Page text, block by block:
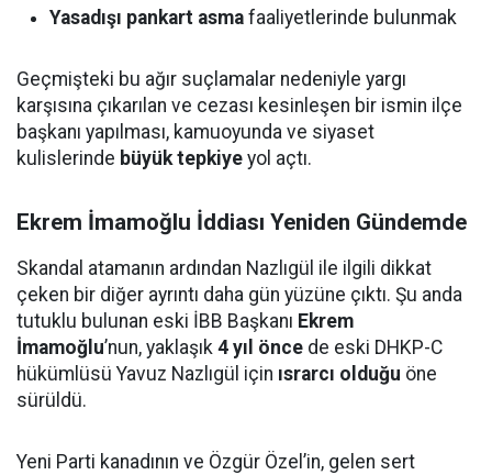
Yasadışı pankart asma faaliyetlerinde bulunmak
Geçmişteki bu ağır suçlamalar nedeniyle yargı
karşısına çıkarılan ve cezası kesinleşen bir ismin ilçe
başkanı yapılması, kamuoyunda ve siyaset
kulislerinde büyük tepkiye yol açtı.
Ekrem İmamoğlu İddiası Yeniden Gündemde
Skandal atamanın ardından Nazlıgül ile ilgili dikkat
çeken bir diğer ayrıntı daha gün yüzüne çıktı. Şu anda
tutuklu bulunan eski İBB Başkanı Ekrem
İmamoğlu’nun, yaklaşık 4 yıl önce de eski DHKP-C
hükümlüsü Yavuz Nazlıgül için ısrarcı olduğu öne
sürüldü.
Yeni Parti kanadının ve Özgür Özel’in, gelen sert